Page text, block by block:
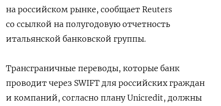
на российском рынке, сообщает Reuters
со ссылкой на полугодовую отчетность
итальянской банковской группы.
Трансграничные переводы, которые банк
проводит через SWIFT для российских граждан
и компаний, согласно плану Unicredit, должны